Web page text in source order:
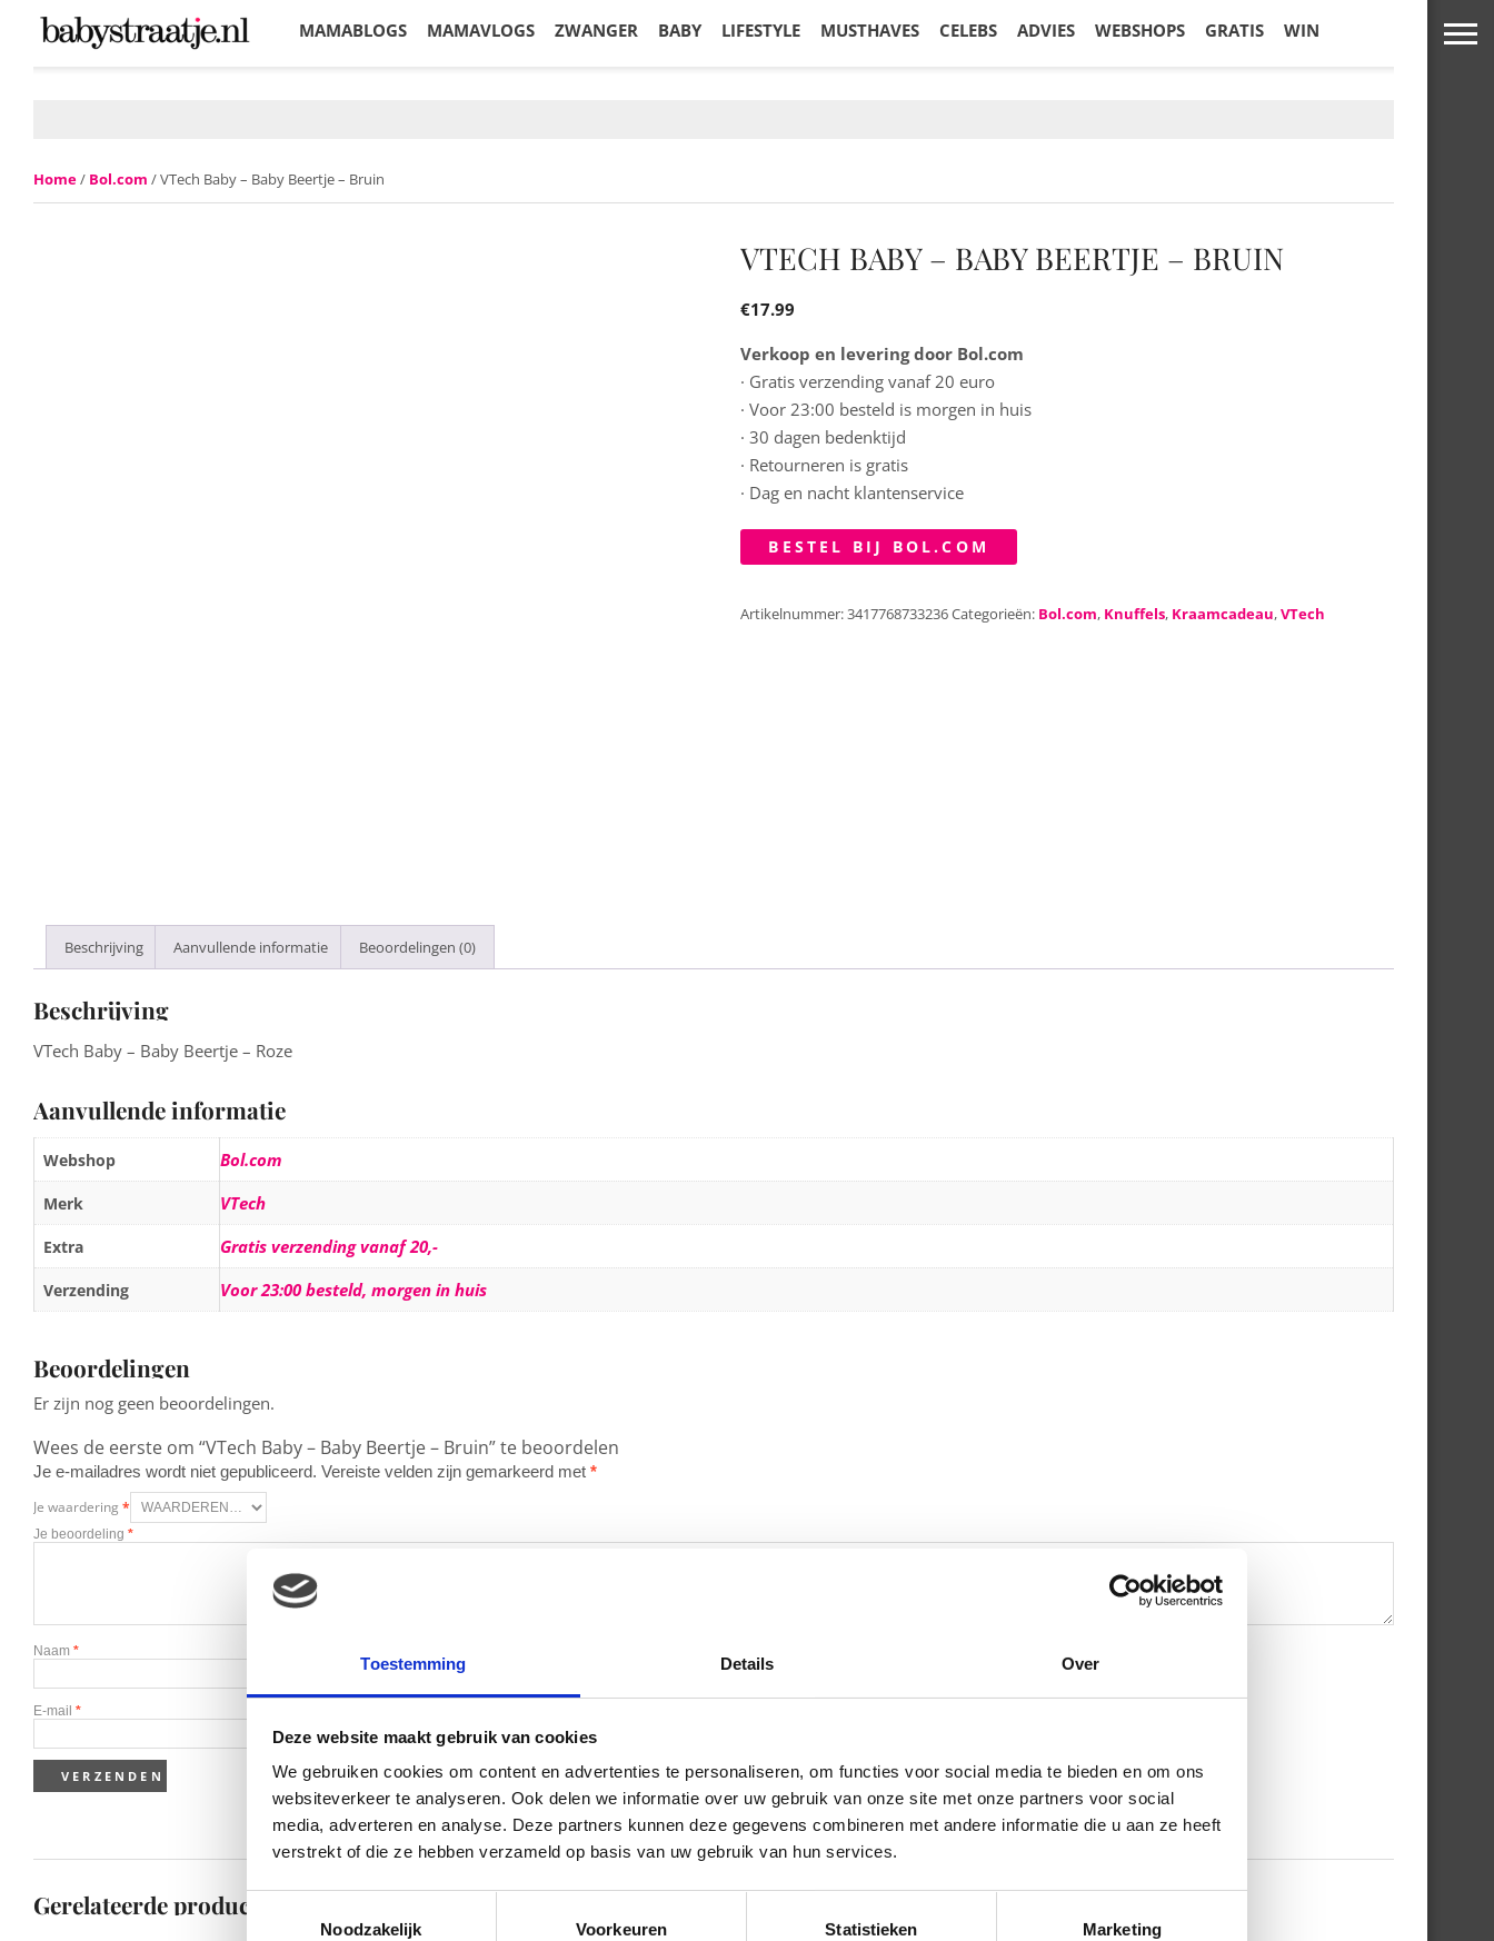
Toestemming Details Over
Deze website maakt gebruik van cookies
We gebruiken cookies om content en advertenties te personaliseren, om functies voor social media te bieden en om ons
websiteverkeer te analyseren. Ook delen we informatie over uw gebruik van onze site met onze partners voor social
media, adverteren en analyse. Deze partners kunnen deze gegevens combineren met andere informatie die u aan ze heeft
verstrekt of die ze hebben verzameld op basis van uw gebruik van hun services.
Toestemmingsselectie
Noodzakelijk
Voorkeuren Statistieken Marketing
MAMABLOGS MAMAVLOGS ZWANGER BABY LIFESTYLE MUSTHAVES CELEBS ADVIES WEBSHOPS GRATIS WIN
Home/ Bol.com / VTech Baby – Baby Beertje – Bruin
VTECH BABY – BABY BEERTJE – BRUIN
€17.99
Verkoop en levering door Bol.com
· Gratis verzending vanaf 20 euro
· Voor 23:00 besteld is morgen in huis
· 30 dagen bedenktijd
· Retourneren is gratis
· Dag en nacht klantenservice
BESTEL BIJ BOL.COM
Artikelnummer:3417768733236Categorieën: Bol.com, Knuffels, Kraamcadeau,VTech
Beschrijving Aanvullende informatie Beoordelingen (0)
Beschrijving
VTech Baby – Baby Beertje – Roze
Aanvullende informatie
Webshop Bol.com
Merk VTech
Extra Gratis verzending vanaf 20,-
Verzending Voor 23:00 besteld, morgen in huis
Beoordelingen
Er zijn nog geen beoordelingen.
Wees de eerste om “VTech Baby – Baby Beertje – Bruin” te beoordelen
Je e-mailadres wordt niet gepubliceerd. Vereiste velden zijn gemarkeerd met *
Je waardering *
Je beoordeling *
Naam *
E-mail *
Gerelateerde producten